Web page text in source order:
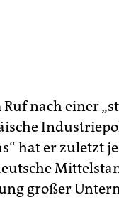
nach einer
hat er zuletzt
großer